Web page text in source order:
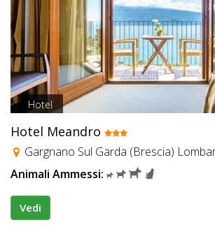
Hotel
Hotel Meandro
Gargnano Sul Garda (Brescia)
Animali Ammessi:
Vedi